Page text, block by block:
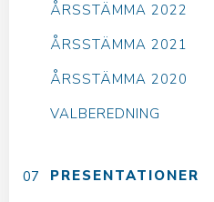
ÅRSSTÄMMA 2022
ÅRSSTÄMMA 2021
ÅRSSTÄMMA 2020
VALBEREDNING
PRESENTATIONER